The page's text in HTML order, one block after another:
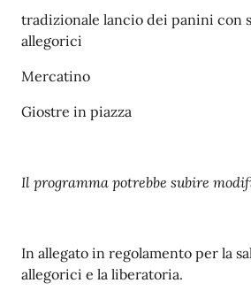
tradizionale lancio dei panini con
allegorici
Mercatino
Giostre in piazza
Il programma potrebbe subire
In allegato in regolamento per la
allegorici e la liberatoria.